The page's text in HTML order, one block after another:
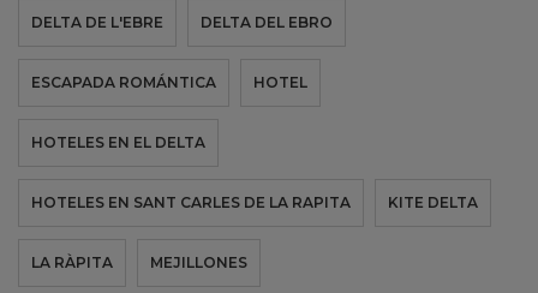
DELTA DE L'EBRE DELTA DEL EBRO
ESCAPADA ROMÁNTICA HOTEL
HOTELES EN EL DELTA
HOTELES EN SANT CARLES DE LA RAPITA KITE DELTA
LA RÀPITA MEJILLONES